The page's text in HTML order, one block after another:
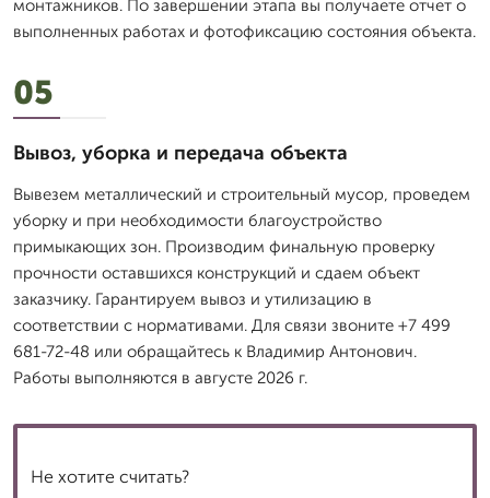
монтажников. По завершении этапа вы получаете отчет о
выполненных работах и фотофиксацию состояния объекта.
05
Вывоз, уборка и передача объекта
Вывезем металлический и строительный мусор, проведем
уборку и при необходимости благоустройство
примыкающих зон. Производим финальную проверку
прочности оставшихся конструкций и сдаем объект
заказчику. Гарантируем вывоз и утилизацию в
соответствии с нормативами. Для связи звоните +7 499
681-72-48 или обращайтесь к Владимир Антонович.
Работы выполняются в августе 2026 г.
Не хотите считать?